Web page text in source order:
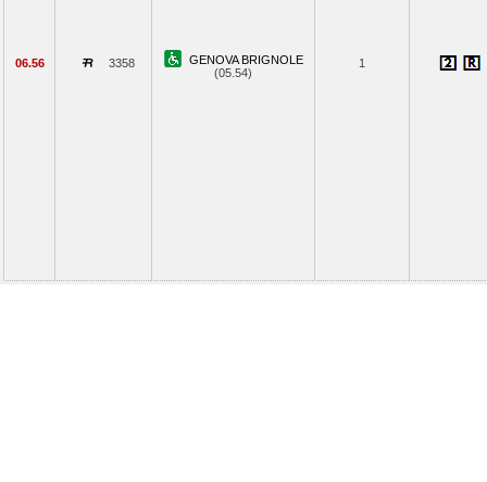
06.56 3358
GENOVA BRIGNOLE
(05.54)
1